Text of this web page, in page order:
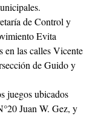
de Control y
Evita
en las calles Vicente
de Guido y
juegos ubicados
Juan W. Gez, y